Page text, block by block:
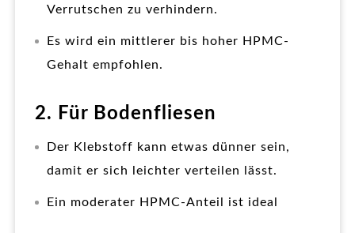
Verrutschen zu verhindern.
Es wird ein mittlerer bis hoher HPMC-
Gehalt empfohlen.
2. Für Bodenfliesen
Der Klebstoff kann etwas dünner sein,
damit er sich leichter verteilen lässt.
Ein moderater HPMC-Anteil ist ideal